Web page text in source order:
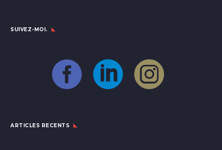
SUIVEZ-MOI.
ARTICLES RECENTS